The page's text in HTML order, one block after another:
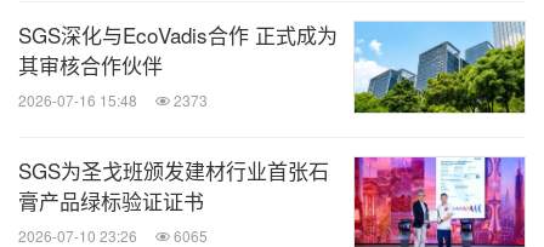
2,500多个分支机构和实验室，构建起全球化服务网
络，凭借超过145
年的卓越经验和瑞士公司特有精准
度，帮助企业达到质量、合规与可持续发展的最高标
When you need to be sure
的品牌承诺。通过
SGS深化与EcoVadis合作 正式成为
其审核合作伙伴
2026-07-16 15:48 2373
SGS为圣戈班颁发建材行业首张石
膏产品绿标验证证书
2026-07-10 23:26 6065